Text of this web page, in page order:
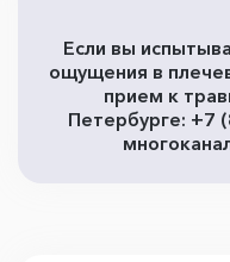
Если вы
ощущения в
прием к
Петербурге: +7